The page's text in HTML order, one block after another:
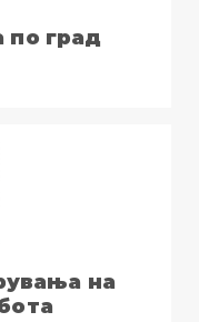
по град
на